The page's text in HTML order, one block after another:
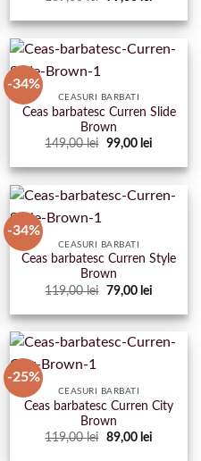
a
fost:
109,00 lei.
este:
79,00 lei.
-34%
CEASURI BARBATI
Ceas barbatesc Curren Slide
Brown
149,00lei
Prețul
a
fost:
149,00 lei.
99,00 leiPrețul
este:
99,00 lei.
-34%
CEASURI BARBATI
Ceas barbatesc Curren Style
Brown
119,00lei
Prețul
a
fost:
119,00 lei.
79,00 leiPrețul
este:
79,00 lei.
-25%
CEASURI BARBATI
Ceas barbatesc Curren City
Brown
119,00lei
Prețul
89,00 leiPrețul